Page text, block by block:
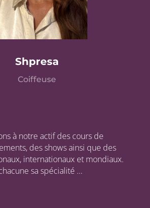
Shpresa
Coiffeuse
à notre actif des cours de
des shows ainsi que des
internationaux et mondiaux.
sa spécialité …